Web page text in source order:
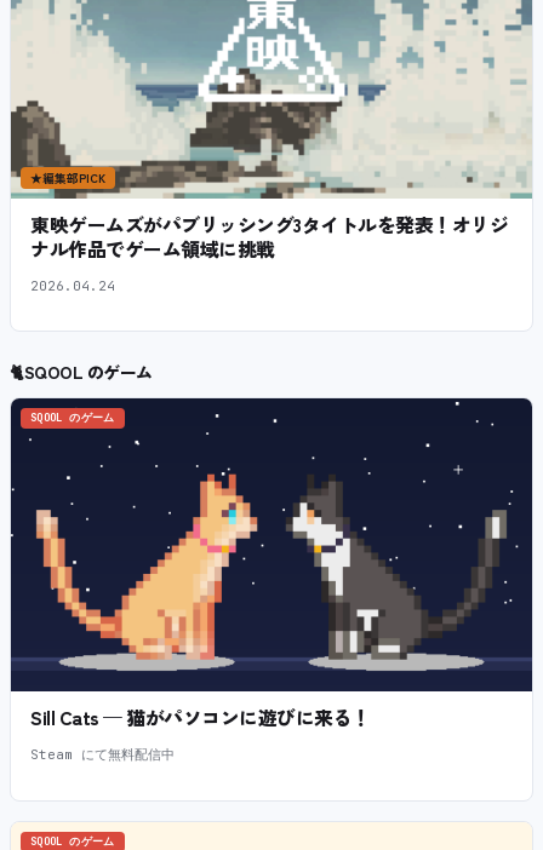
★編集部PICK
東映ゲームズがパブリッシング3タイトルを発表！オリジ
ナル作品でゲーム領域に挑戦
2026.04.24
🐈SQOOL のゲーム
SQOOL のゲーム
Sill Cats — 猫がパソコンに遊びに来る！
Steam にて無料配信中
SQOOL のゲーム